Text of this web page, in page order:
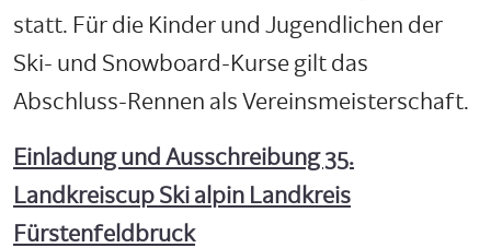
statt. Für die Kinder und Jugendlichen der
Ski- und Snowboard-Kurse gilt das
Abschluss-Rennen als Vereinsmeisterschaft.
Einladung und Ausschreibung 35.
Landkreiscup Ski alpin Landkreis
Fürstenfeldbruck